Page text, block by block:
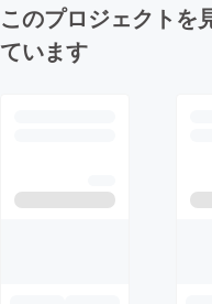
このプロジェクトを
ています